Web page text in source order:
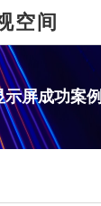
空间
屏成功案例